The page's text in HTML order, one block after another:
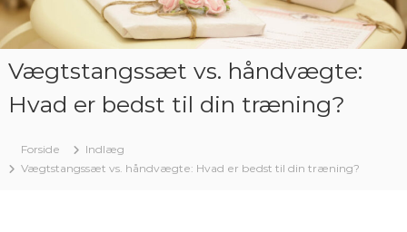
h
l
Vægtstangssæt vs. håndvægte:
Hvad er bedst til din træning?
Forside
Indlæg
Vægtstangssæt vs. håndvægte: Hvad er bedst til din træning?